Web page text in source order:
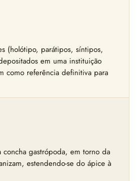
(holótipo, parátipos, síntipos,
em uma instituição
como referência definitiva para
concha gastrópoda, em torno da
estendendo-se do ápice à